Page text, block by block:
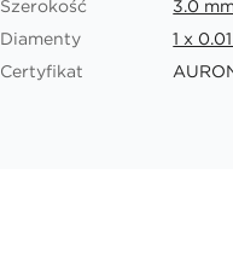
Szerokość
3.0
Diamenty
1 x
Certyfikat